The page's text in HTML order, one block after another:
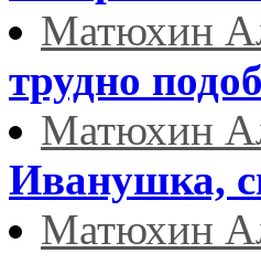
Матюхин
трудно
Матюхин
Иванушка,
Матюхин